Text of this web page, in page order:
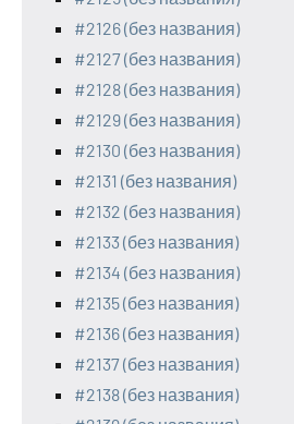
#2126 (без названия)
#2127 (без названия)
#2128 (без названия)
#2129 (без названия)
#2130 (без названия)
#2131 (без названия)
#2132 (без названия)
#2133 (без названия)
#2134 (без названия)
#2135 (без названия)
#2136 (без названия)
#2137 (без названия)
#2138 (без названия)